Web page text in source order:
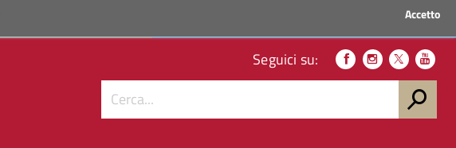
Accetto
Seguici su: